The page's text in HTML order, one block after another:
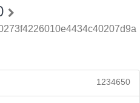
1234650